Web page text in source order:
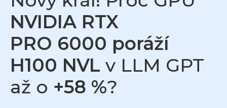
NVIDIA RTX
PRO 6000 poráží
H100 NVL v LLM GPT
až o +58 %?